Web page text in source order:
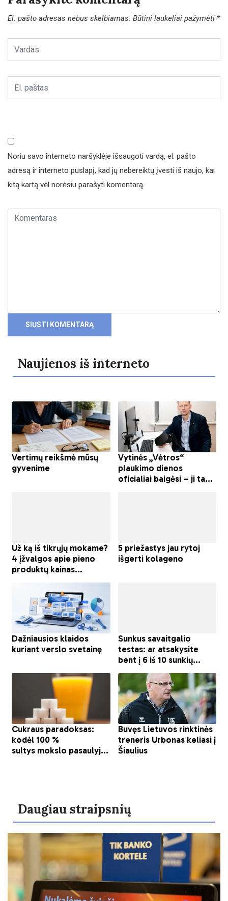
El. pašto adresas nebus skelbiamas. Būtini laukeliai pažymėti *
Noriu savo interneto naršyklėje išsaugoti vardą, el. pašto
adresą ir interneto puslapį, kad jų nebereiktų įvesti iš naujo, kai
kitą kartą vėl norėsiu parašyti komentarą.
Naujienos iš interneto
Daugiau straipsnių